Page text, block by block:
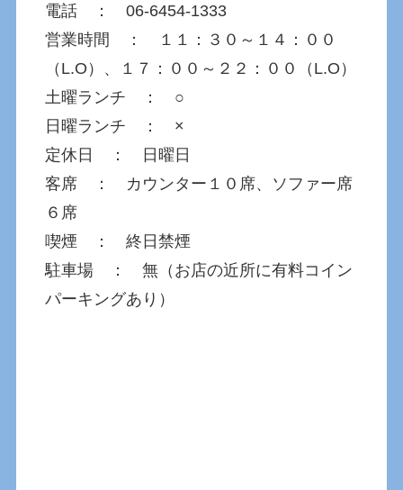
電話 ： 06-6454-1333
営業時間 ： １１：３０～１４：００
（L.O）、１７：００～２２：００（L.O）
土曜ランチ ： ○
日曜ランチ ： ×
定休日 ： 日曜日
客席 ： カウンター１０席、ソファー席
６席
喫煙 ： 終日禁煙
駐車場 ： 無（お店の近所に有料コイン
パーキングあり）